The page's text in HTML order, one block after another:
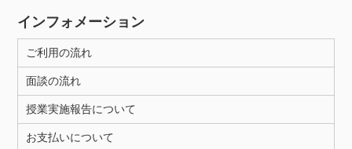
距離：15km以内
年齢：18-101歳
インフォメーション
ご利用の流れ
面談の流れ
授業実施報告について
お支払いについて